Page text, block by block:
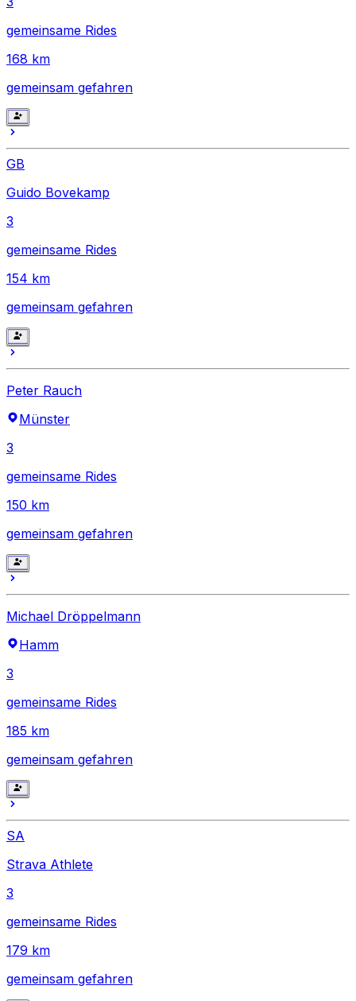
gemeinsame Rides
168 km
gemeinsam gefahren
GB
Guido Bovekamp
3
gemeinsame Rides
154 km
gemeinsam gefahren
Peter Rauch
Münster
3
gemeinsame Rides
150 km
gemeinsam gefahren
Michael Dröppelmann
Hamm
3
gemeinsame Rides
185 km
gemeinsam gefahren
SA
Strava Athlete
3
gemeinsame Rides
179 km
gemeinsam gefahren